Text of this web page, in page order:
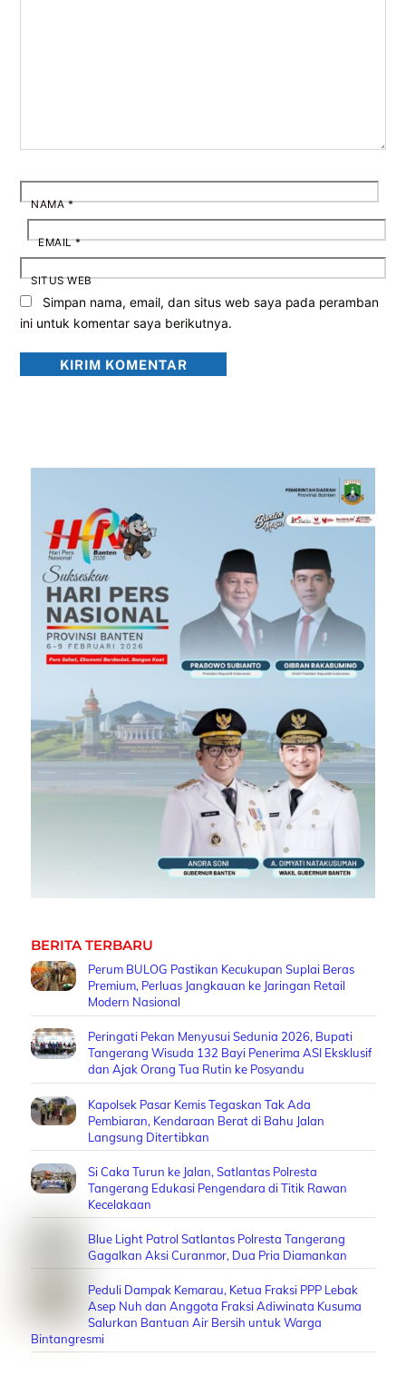
NAMA*
EMAIL*
SITUS WEB
Simpan nama, email, dan situs web saya pada peramban
ini untuk komentar saya berikutnya.
BERITA TERBARU
Perum BULOG Pastikan Kecukupan Suplai Beras
Premium, Perluas Jangkauan ke Jaringan Retail
Modern Nasional
Peringati Pekan Menyusui Sedunia 2026, Bupati
Tangerang Wisuda 132 Bayi Penerima ASI Eksklusif
dan Ajak Orang Tua Rutin ke Posyandu
Kapolsek Pasar Kemis Tegaskan Tak Ada
Pembiaran, Kendaraan Berat di Bahu Jalan
Langsung Ditertibkan
Si Caka Turun ke Jalan, Satlantas Polresta
Tangerang Edukasi Pengendara di Titik Rawan
Kecelakaan
Blue Light Patrol Satlantas Polresta Tangerang
Gagalkan Aksi Curanmor, Dua Pria Diamankan
Peduli Dampak Kemarau, Ketua Fraksi PPP Lebak
Asep Nuh dan Anggota Fraksi Adiwinata Kusuma
Salurkan Bantuan Air Bersih untuk Warga
Bintangresmi